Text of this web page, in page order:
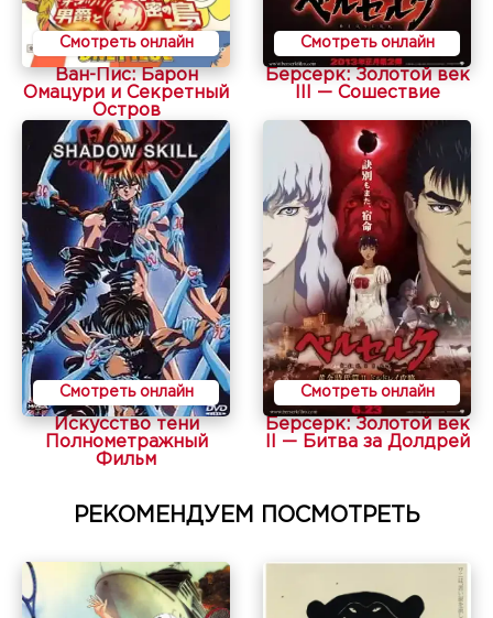
Смотреть онлайн
Ван-Пис: Барон
Омацури и Секретный
Остров
Смотреть онлайн
Берсерк: Золотой век
III — Сошествие
Смотреть онлайн
Искусство тени
Полнометражный
Фильм
Смотреть онлайн
Берсерк: Золотой век
II — Битва за Долдрей
РЕКОМЕНДУЕМ ПОСМОТРЕТЬ